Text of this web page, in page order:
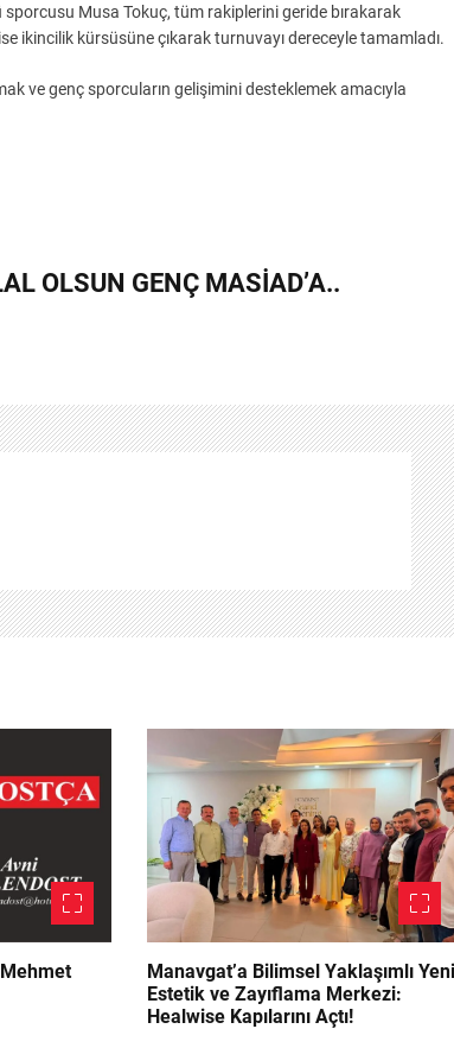
Musa Tokuç, tüm rakiplerini geride bırakarak
kürsüsüne çıkarak turnuvayı dereceyle tamamladı.
ve genç sporcuların gelişimini desteklemek amacıyla
OLSUN GENÇ MASİAD’A..
Manavgat’a Bilimsel Yaklaşımlı
Estetik ve Zayıflama Merkezi:
Healwise Kapılarını Açtı!